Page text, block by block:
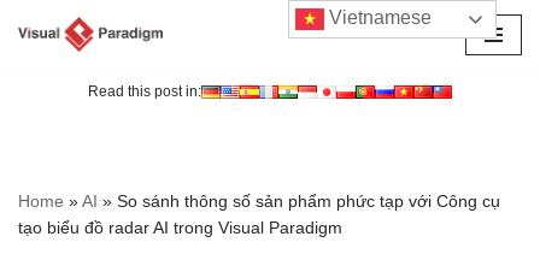
Read this post in:
Home »AI » So sánh thông số sản phẩm phức tạp với Công cụ
tạo biểu đồ radar AI trong Visual Paradigm
Vietnamese